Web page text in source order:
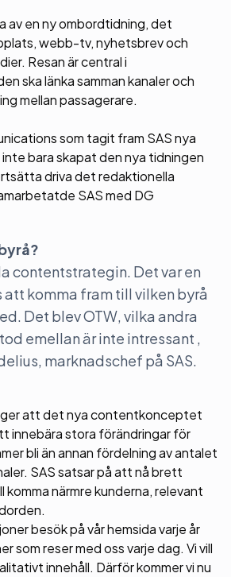
av en ny ombordtidning, det
webb-tv, nyhetsbrev och
Resan är central i
ska länka samman kanaler och
mellan passagerare.
som tagit fram SAS nya
bara skapat den nya tidningen
driva det redaktionella
SAS med DG
contentstrategin. Det var en
komma fram till vilken byrå
Det blev OTW, vilka andra
emellanär inte intressant ,
marknadschef på SAS.
att det nya contentkonceptet
innebära stora förändringar för
bli än annan fördelning av antalet
SAS satsar på att nå brett
komma närmre kunderna, relevant
besök på vår hemsida varje år
som reser med oss varje dag. Vi vill
innehåll. Därför kommer vi nu